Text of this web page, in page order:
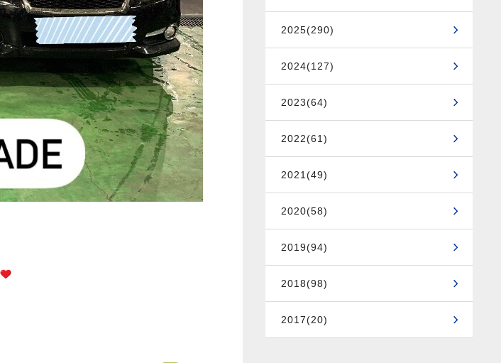
2025(290)
2024(127)
2023(64)
2022(61)
2021(49)
2020(58)
2019(94)
2018(98)
2017(20)